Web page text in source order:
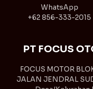
WhatsApp
+62 856-333-2015
PT FOCUS
FOCUS MOTOR
JALAN JENDRAL